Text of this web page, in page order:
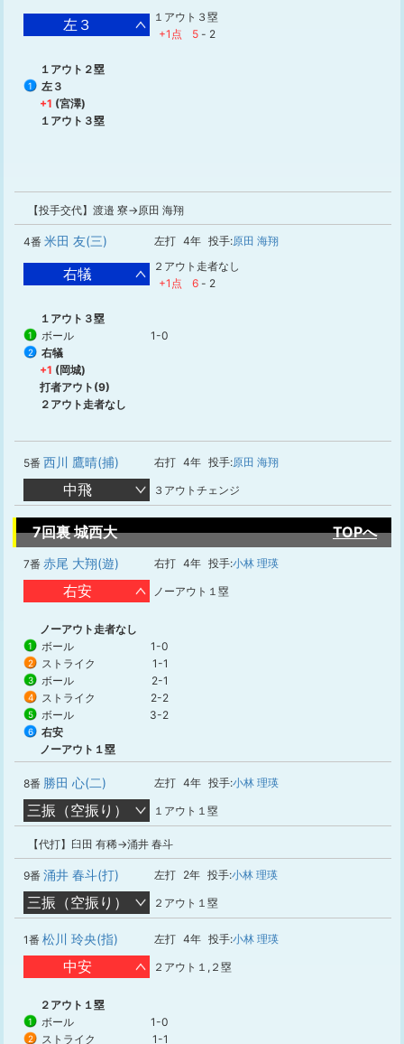
左３
１アウト３塁
+1点
5 - 2
１アウト２塁
1
左３
+1 (宮澤)
１アウト３塁
【投手交代】渡邉 寮→原田 海翔
4番 米田 友(三) 左打 4年 投手:原田 海翔
右犠
２アウト走者なし
+1点
6 - 2
１アウト３塁
1 ボール 1-0
2
右犠
+1 (岡城)
打者アウト(9)
２アウト走者なし
5番 西川 鷹晴(捕) 右打 4年 投手:原田 海翔
中飛 ３アウトチェンジ
7回裏 城西大 TOPへ
7番 赤尾 大翔(遊) 右打 4年 投手:小林 理瑛
右安 ノーアウト１塁
ノーアウト走者なし
1 ボール 1-0
2 ストライク 1-1
3 ボール 2-1
4 ストライク 2-2
5 ボール 3-2
6
右安
ノーアウト１塁
8番 勝田 心(二) 左打 4年 投手:小林 理瑛
三振（空振り） １アウト１塁
【代打】臼田 有稀→涌井 春斗
9番 涌井 春斗(打) 左打 2年 投手:小林 理瑛
三振（空振り） ２アウト１塁
1番 松川 玲央(指) 左打 4年 投手:小林 理瑛
中安 ２アウト１,２塁
２アウト１塁
1 ボール 1-0
2 ストライク 1-1